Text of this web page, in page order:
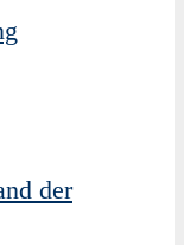
der